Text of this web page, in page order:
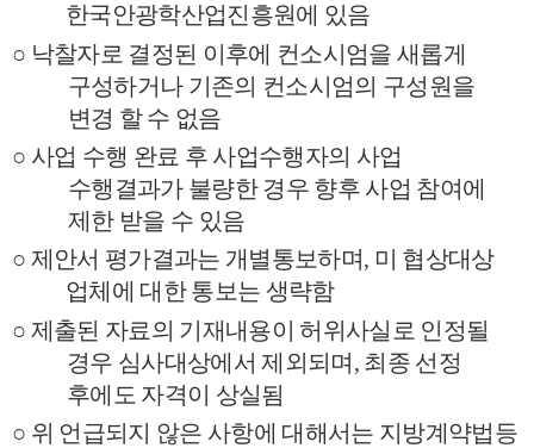
한국안광학산업진흥원에 있음
○ 낙찰자로 결정된 이후에 컨소시엄을 새롭게
구성하거나 기존의 컨소시엄의 구성원을
변경 할 수 없음
○ 사업 수행 완료 후 사업수행자의 사업
수행결과가 불량한 경우 향후 사업 참여에
제한 받을 수 있음
○ 제안서 평가결과는 개별통보하며, 미 협상대상
업체에 대한 통보는 생략함
○ 제출된 자료의 기재내용이 허위사실로 인정될
경우 심사대상에서 제외되며, 최종 선정
후에도 자격이 상실됨
○ 위 언급되지 않은 사항에 대해서는 지방계약법등